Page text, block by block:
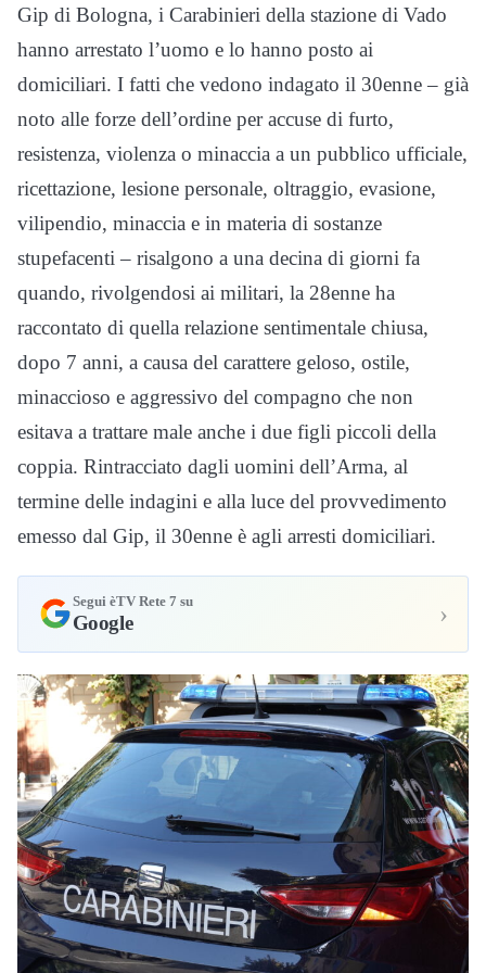
Gip di Bologna, i Carabinieri della stazione di Vado
hanno arrestato l’uomo e lo hanno posto ai
domiciliari. I fatti che vedono indagato il 30enne – già
noto alle forze dell’ordine per accuse di furto,
resistenza, violenza o minaccia a un pubblico ufficiale,
ricettazione, lesione personale, oltraggio, evasione,
vilipendio, minaccia e in materia di sostanze
stupefacenti – risalgono a una decina di giorni fa
quando, rivolgendosi ai militari, la 28enne ha
raccontato di quella relazione sentimentale chiusa,
dopo 7 anni, a causa del carattere geloso, ostile,
minaccioso e aggressivo del compagno che non
esitava a trattare male anche i due figli piccoli della
coppia. Rintracciato dagli uomini dell’Arma, al
termine delle indagini e alla luce del provvedimento
emesso dal Gip, il 30enne è agli arresti domiciliari.
Segui èTV Rete 7 su
Google ›